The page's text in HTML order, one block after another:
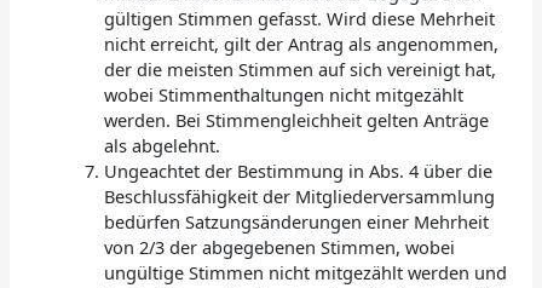
gültigen Stimmen gefasst. Wird diese Mehrheit
nicht erreicht, gilt der Antrag als angenommen,
der die meisten Stimmen auf sich vereinigt hat,
wobei Stimmenthaltungen nicht mitgezählt
werden. Bei Stimmengleichheit gelten Anträge
als abgelehnt.
Ungeachtet der Bestimmung in Abs. 4 über die
Beschlussfähigkeit der Mitgliederversammlung
bedürfen Satzungsänderungen einer Mehrheit
von 2/3 der abgegebenen Stimmen, wobei
ungültige Stimmen nicht mitgezählt werden und